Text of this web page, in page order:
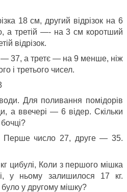
18 см, другий відрізок на 6
а третій —- на 3 см коротший
відрізок.
37, а третє — на 9 менше, ніж
і третього чисел.
Для поливання помідорів
а ввечері — 6 відер. Скільки
Перше число 27, друге — 35.
цибулі, Коли з першого мішка
у ньому залишилося 17 кг.
було у другому мішку?